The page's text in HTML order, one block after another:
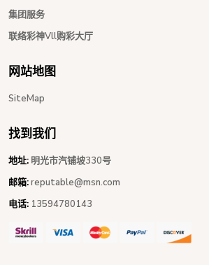
集团服务
联络彩神Vll购彩大厅
网站地图
SiteMap
找到我们
地址: 明光市汽铺坡330号
邮箱:reputable@msn.com
电话: 13594780143